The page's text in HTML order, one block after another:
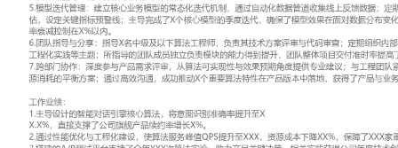
1.模型架构设计：针对智能客服场景的意图识别准确率瓶颈，引入
型结合的新架构；设计融合业务规则与语义特征的模型结构，通过
失函数优化训练过程；将模型准确率从X
X.X%提升至X
X.X%，并推动该架构成为团队后续项目的标准方案。
2.算法性能优化：负责线上推理服务的延迟与吞吐量优化，分析发
化是瓶颈点；采用特征选择与模型蒸馏技术，在保证效果的前提下